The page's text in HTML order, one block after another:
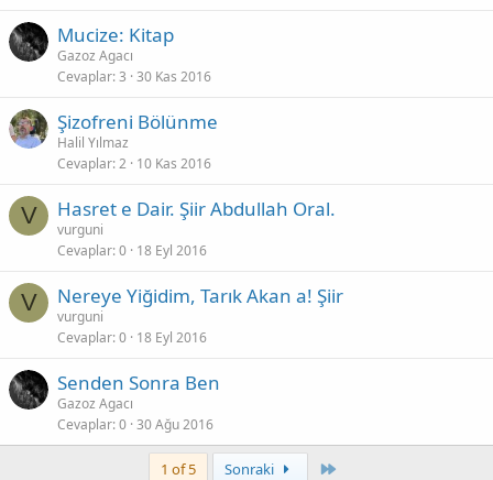
Mucize: Kitap
Gazoz Agacı
Cevaplar 3 30 Kas 2016
Şizofreni Bölünme
Halil Yılmaz
Cevaplar 2 10 Kas 2016
V Hasret e Dair. Şiir Abdullah Oral.
vurguni
Cevaplar 0 18 Eyl 2016
V Nereye Yiğidim, Tarık Akan a! Şiir
vurguni
Cevaplar 0 18 Eyl 2016
Senden Sonra Ben
Gazoz Agacı
Cevaplar 0 30 Ağu 2016
1 of 5 Sonraki